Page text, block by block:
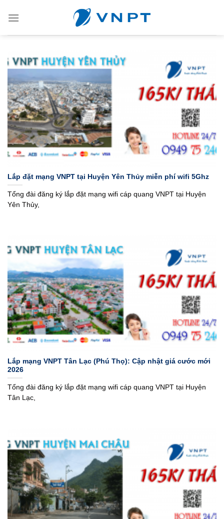
Lắp đặt mạng VNPT tại Huyện Yên Thủy miễn phí wifi 5Ghz
Tổng đài đăng ký lắp đặt mạng wifi cáp quang VNPT tại Huyện
Yên Thủy,
Lắp mạng VNPT Tân Lạc (Phú Thọ): Cập nhật giá cước mới
2026
Tổng đài đăng ký lắp đặt mạng wifi cáp quang VNPT tại Huyện
Tân Lạc,